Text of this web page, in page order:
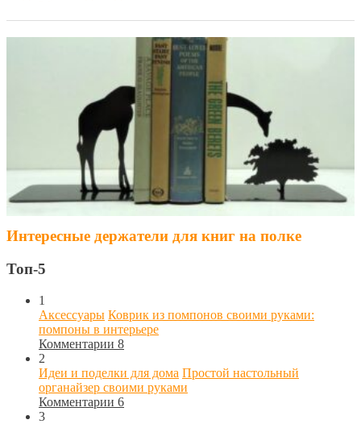
Интересные держатели для книг на полке
Топ-5
1
Аксессуары Коврик из помпонов своими руками:
помпоны в интерьере
Комментарии 8
2
Идеи и поделки для дома Простой настольный
органайзер своими руками
Комментарии 6
3